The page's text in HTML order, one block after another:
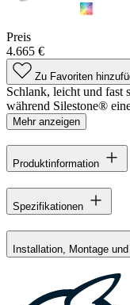
Preis
4.665 €
Zu Favoriten
Schlank, leicht und fast
während Silestone®
Mehr anzeigen
Produktinformation
Spezifikationen
Installation, Montage